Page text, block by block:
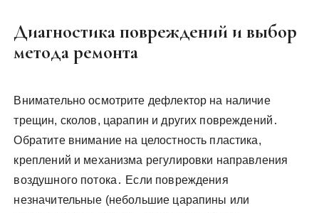
Диагностика повреждений и выбор
метода ремонта
Внимательно осмотрите дефлектор на наличие
трещин, сколов, царапин и других повреждений․
Обратите внимание на целостность пластика,
креплений и механизма регулировки направления
воздушного потока․ Если повреждения
незначительные (небольшие царапины или